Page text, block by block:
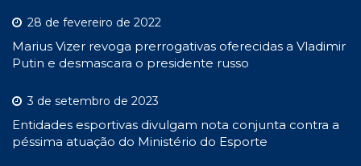
28 de fevereiro de 2022
Marius Vizer revoga prerrogativas oferecidas a Vladimir
Putin e desmascara o presidente russo
3 de setembro de 2023
Entidades esportivas divulgam nota conjunta contra a
péssima atuação do Ministério do Esporte